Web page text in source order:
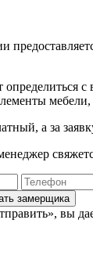
с
мебели,
, а за
замерщика
вы